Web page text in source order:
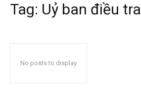
Tag: Uỷ ban điều tra
No posts to display